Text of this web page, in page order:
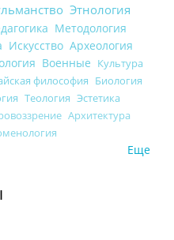
Этнология
Методология
Искусство Археология
Военные Культура
философия Биология
Теология Эстетика
Архитектура
Еще